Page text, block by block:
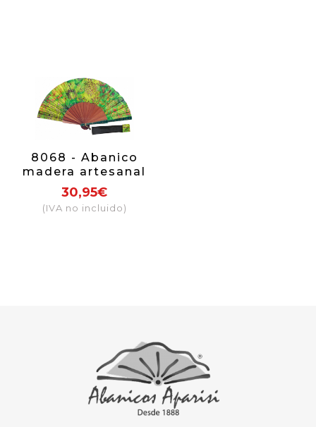
8068 - Abanico
madera artesanal
30,95€
(IVA no incluido)